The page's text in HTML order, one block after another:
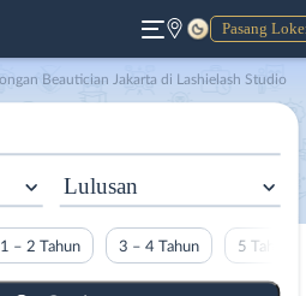
Pasang
Gelap
Beautician Jakarta di Lashielash Studio
Lulusan
1 – 2 Tahun 3 – 4 Tahun 5 Tahun